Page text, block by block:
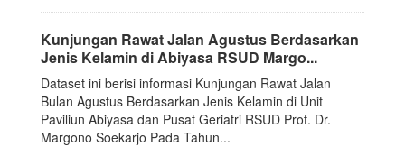
Kunjungan Rawat Jalan Agustus Berdasarkan
Jenis Kelamin di Abiyasa RSUD Margo...
Dataset ini berisi informasi Kunjungan Rawat Jalan
Bulan Agustus Berdasarkan Jenis Kelamin di Unit
Paviliun Abiyasa dan Pusat Geriatri RSUD Prof. Dr.
Margono Soekarjo Pada Tahun...